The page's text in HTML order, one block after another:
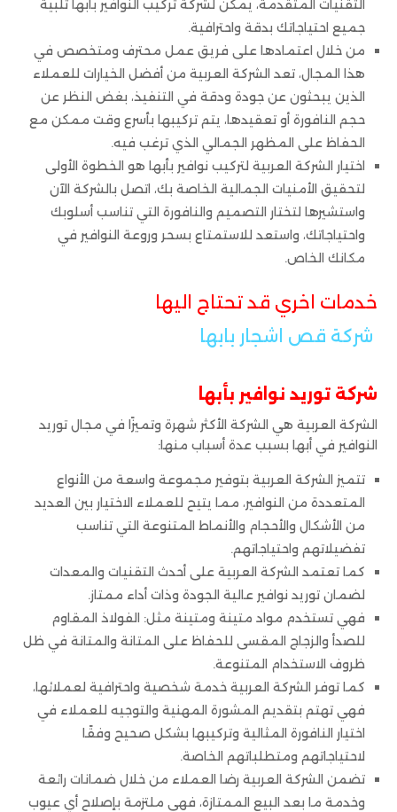
التقنيات المتقدمة، يمكن لشركة تركيب النوافير بأبها تلبية
جميع احتياجاتك بدقة واحترافية.
من خلال اعتمادها على فريق عمل محترف ومتخصص في
هذا المجال، تعد الشركة العربية من أفضل الخيارات للعملاء
الذين يبحثون عن جودة ودقة في التنفيذ، بغض النظر عن
حجم النافورة أو تعقيدها، يتم تركيبها بأسرع وقت ممكن مع
الحفاظ على المظهر الجمالي الذي ترغب فيه.
اختيار الشركة العربية لتركيب نوافير بأبها هو الخطوة الأولى
لتحقيق الأمنيات الجمالية الخاصة بك، اتصل بالشركة الآن
واستشيرها لتختار التصميم والنافورة التي تناسب أسلوبك
واحتياجاتك، واستعد للاستمتاع بسحر وروعة النوافير في
مكانك الخاص.
خدمات اخري قد تحتاج اليها
شركة قص اشجار بابها
شركة توريد نوافير بأبها
الشركة العربية هي الشركة الأكثر شهرة وتميزًا في مجال توريد
النوافير في أبها بسبب عدة أسباب منها:
تتميز الشركة العربية بتوفير مجموعة واسعة من الأنواع
المتعددة من النوافير، مما يتيح للعملاء الاختيار بين العديد
من الأشكال والأحجام والأنماط المتنوعة التي تناسب
تفضيلاتهم واحتياجاتهم.
كما تعتمد الشركة العربية على أحدث التقنيات والمعدات
لضمان توريد نوافير عالية الجودة وذات أداء ممتاز.
فهي تستخدم مواد متينة ومتينة مثل: الفولاذ المقاوم
للصدأ والزجاج المقسى للحفاظ على المتانة والمتانة في ظل
ظروف الاستخدام المتنوعة.
كما توفر الشركة العربية خدمة شخصية واحترافية لعملائها،
فهي تهتم بتقديم المشورة المهنية والتوجيه للعملاء في
اختيار النافورة المثالية وتركيبها بشكل صحيح وفقًا
لاحتياجاتهم ومتطلباتهم الخاصة.
تضمن الشركة العربية رضا العملاء من خلال ضمانات رائعة
وخدمة ما بعد البيع الممتازة، فهي ملتزمة بإصلاح أي عيوب